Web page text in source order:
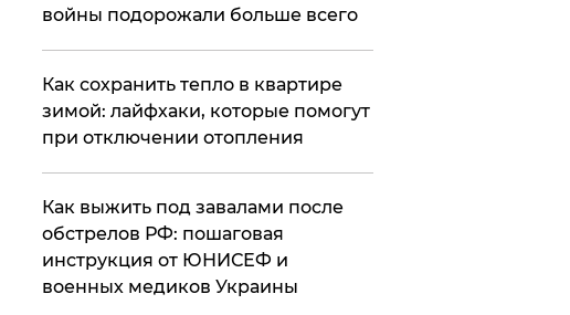
войны подорожали больше всего
​Как сохранить тепло в квартире
зимой: лайфхаки, которые помогут
при отключении отопления
Как выжить под завалами после
обстрелов РФ: пошаговая
инструкция от ЮНИСЕФ и
военных медиков Украины